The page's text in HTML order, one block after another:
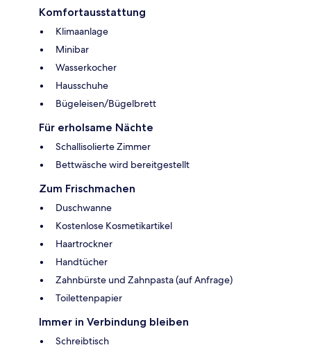
Komfortausstattung
Klimaanlage
Minibar
Wasserkocher
Hausschuhe
Bügeleisen/Bügelbrett
Für erholsame Nächte
Schallisolierte Zimmer
Bettwäsche wird bereitgestellt
Zum Frischmachen
Duschwanne
Kostenlose Kosmetikartikel
Haartrockner
Handtücher
Zahnbürste und Zahnpasta (auf Anfrage)
Toilettenpapier
Immer in Verbindung bleiben
Schreibtisch